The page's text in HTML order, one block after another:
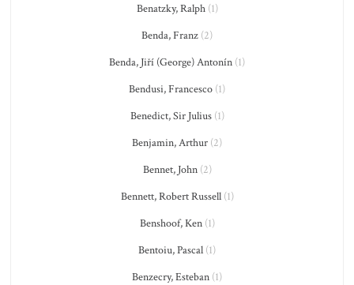
Benatzky, Ralph(1)
Benda, Franz (2)
Benda, Jiří (George) Antonín (1)
Bendusi, Francesco (1)
Benedict, Sir Julius(1)
Benjamin, Arthur (2)
Bennet, John(2)
Bennett, Robert Russell(1)
Benshoof, Ken(1)
Bentoiu, Pascal (1)
Benzecry, Esteban (1)